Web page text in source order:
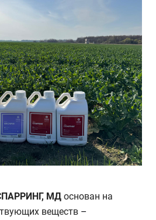
МД основан на
веществ –